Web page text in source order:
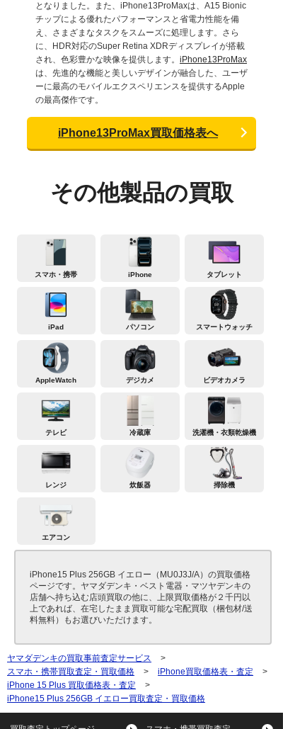
となりました。また、iPhone13ProMaxは、A15 Bionic
チップによる優れたパフォーマンスと省電力性能を備
え、さまざまなタスクをスムーズに処理します。さら
に、HDR対応のSuper Retina XDRディスプレイが搭載
され、色彩豊かな映像を提供します。 iPhone13ProMax
は、先進的な機能と美しいデザインが融合した、ユーザ
ーに最高のモバイルエクスペリエンスを提供するApple
の最高傑作です。
iPhone13ProMax買取価格表へ
その他製品の買取
スマホ・携帯 iPhone タブレット
iPad パソコン スマートウォッチ
AppleWatch デジカメ ビデオカメラ
テレビ 冷蔵庫 洗濯機・衣類乾燥機
レンジ 炊飯器 掃除機
エアコン
iPhone15 Plus 256GB イエロー（MU0J3J/A）の買取価格
ページです。ヤマダデンキ・ベスト電器・マツヤデンキの
店舗へ持ち込む店頭買取の他に、上限買取価格が２千円以
上であれば、在宅したまま買取可能な宅配買取（梱包材/送
料無料）もお選びいただけます。
ヤマダデンキの買取事前査定サービス
>
スマホ・携帯買取査定・買取価格
> iPhone買取価格表・査定
>
iPhone 15 Plus 買取価格表・査定
>
iPhone15 Plus 256GB イエロー買取査定・買取価格